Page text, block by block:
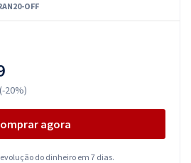
OFF
20%)
agora
do dinheiro em 7 dias.